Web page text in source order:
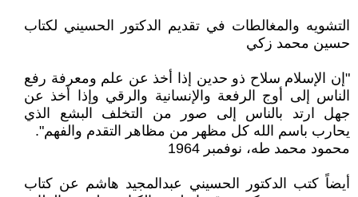
التشويه والمغالطات في تقديم الدكتور الحسيني لكتاب
حسين محمد زكي
"إن الإسلام سلاح ذو حدين إذا أخذ عن علم ومعرفة رفع
الناس إلى أوج الرفعة والإنسانية والرقي وإذا أخذ عن
جهل ارتد بالناس إلى صور من التخلف البشع الذي
يحارب باسم الله كل مظهر من مظاهر التقدم والفهم".
محمود محمد طه، نوفمبر 1964
أيضاً كتب الدكتور الحسيني عبدالمجيد هاشم عن كتاب